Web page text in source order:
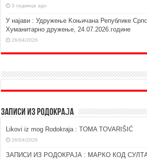
3 седмице ago
У најави : Удружење Kоњичана Републике
Хуманитарно дружење, 24.07.2026.године
26/04/2026
ЗАПИСИ ИЗ РОДОКРАЈА
Likovi iz mog Rodokraja : TOMA TOVARIŠIĆ
26/04/2026
ЗАПИСИ ИЗ РОДОКРАЈА : МАРКО КОД